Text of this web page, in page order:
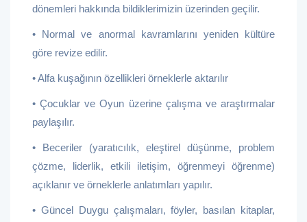
dönemleri hakkında bildiklerimizin üzerinden geçilir.
• Normal ve anormal kavramlarını yeniden kültüre
göre revize edilir.
• Alfa kuşağının özellikleri örneklerle aktarılır
• Çocuklar ve Oyun üzerine çalışma ve araştırmalar
paylaşılır.
• Beceriler (yaratıcılık, eleştirel düşünme, problem
çözme, liderlik, etkili iletişim, öğrenmeyi öğrenme)
açıklanır ve örneklerle anlatımları yapılır.
• Güncel Duygu çalışmaları, föyler, basılan kitaplar,